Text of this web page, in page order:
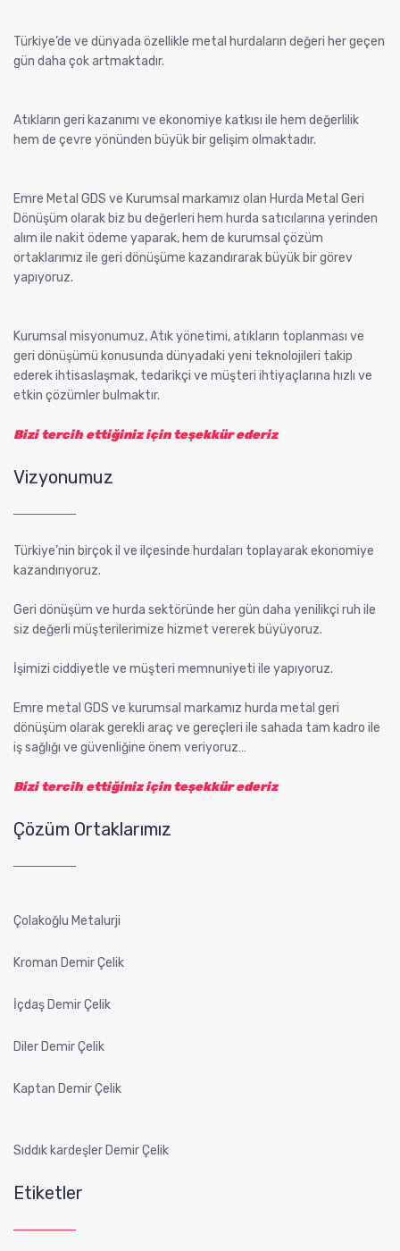
Türkiye’de ve dünyada özellikle metal hurdaların değeri her geçen
gün daha çok artmaktadır.
Atıkların geri kazanımı ve ekonomiye katkısı ile hem değerlilik
hem de çevre yönünden büyük bir gelişim olmaktadır.
Emre Metal GDS ve Kurumsal markamız olan Hurda Metal Geri
Dönüşüm olarak biz bu değerleri hem hurda satıcılarına yerinden
alım ile nakit ödeme yaparak, hem de kurumsal çözüm
ortaklarımız ile geri dönüşüme kazandırarak büyük bir görev
yapıyoruz.
Kurumsal misyonumuz, Atık yönetimi, atıkların toplanması ve
geri dönüşümü konusunda dünyadaki yeni teknolojileri takip
ederek ihtisaslaşmak, tedarikçi ve müşteri ihtiyaçlarına hızlı ve
etkin çözümler bulmaktır.
Bizi tercih ettiğiniz için teşekkür ederiz
Vizyonumuz
Türkiye’nin birçok il ve ilçesinde hurdaları toplayarak ekonomiye
kazandırıyoruz.
Geri dönüşüm ve hurda sektöründe her gün daha yenilikçi ruh ile
siz değerli müşterilerimize hizmet vererek büyüyoruz.
İşimizi ciddiyetle ve müşteri memnuniyeti ile yapıyoruz.
Emre metal GDS ve kurumsal markamız hurda metal geri
dönüşüm olarak gerekli araç ve gereçleri ile sahada tam kadro ile
iş sağlığı ve güvenliğine önem veriyoruz…
Bizi tercih ettiğiniz için teşekkür ederiz
Çözüm Ortaklarımız
Çolakoğlu Metalurji
Kroman Demir Çelik
İçdaş Demir Çelik
Diler Demir Çelik
Kaptan Demir Çelik
Sıddık kardeşler Demir Çelik
Etiketler